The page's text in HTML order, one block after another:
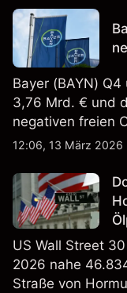
Bayer (BAYN)
3,76 Mrd. € und
negativen freien
EBITDA von
verlässlicher
12:06, 13 März 2026
US Wall Street
2026 nahe
Straße von